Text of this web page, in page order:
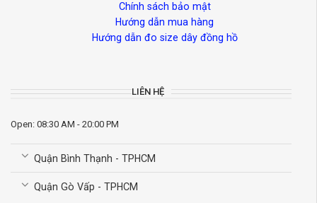
Chính sách bảo mật
Hướng dẫn mua hàng
Hướng dẫn đo size dây đồng hồ
LIÊN HỆ
Open: 08:30 AM - 20:00 PM
Quận Bình Thạnh - TPHCM
Quận Gò Vấp - TPHCM